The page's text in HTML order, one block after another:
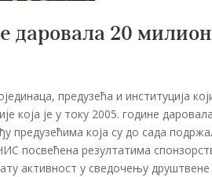
даровала 20
предузећа и институција
која је у току 2005. године
предузећима која су до сада
посвећена резултатима
активност у сведочењу